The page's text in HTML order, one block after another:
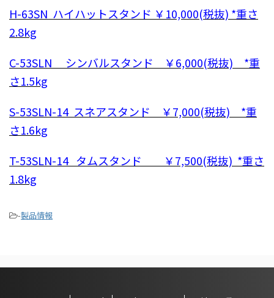
H-63SN ハイハットスタンド ￥10,000(税抜) *重さ
2.8kg
C-53SLN シンバルスタンド ￥6,000(税抜) *重
さ1.5kg
S-53SLN-14 スネアスタンド ￥7,000(税抜) *重
さ1.6kg
T-53SLN-14 タムスタンド ￥7,500(税抜) *重さ
1.8kg
-製品情報